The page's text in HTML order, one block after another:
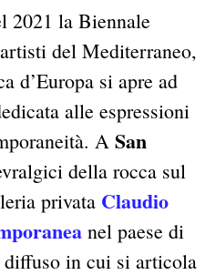
2021 la Biennale
del Mediterraneo,
d’Europa si apre ad
alle espressioni
A San
della rocca sul
privata Claudio
nel paese di
in cui si articola